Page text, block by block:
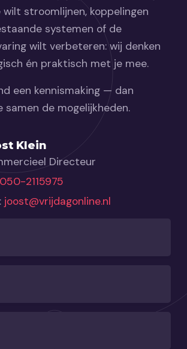
stroomlijnen, koppelingen
systemen of de
wilt verbeteren: wij denken
én praktisch met je mee.
een kennismaking — dan
samen de mogelijkheden.
Klein
Directeur
050-2115975
joost@vrijdagonline.nl